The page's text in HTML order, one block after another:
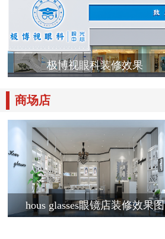
极博视眼科装修效果
商场店
hous glasses眼镜店装修效果图